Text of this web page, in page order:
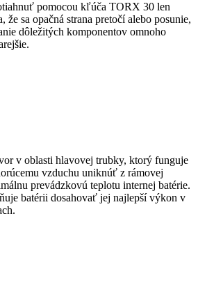
pomocou kľúča TORX 30 len
že sa opačná strana pretočí alebo posunie,
dôležitých komponentov omnoho
v oblasti hlavovej trubky, ktorý funguje
vzduchu uniknúť z rámovej
prevádzkovú teplotu internej batérie.
batérii dosahovať jej najlepší výkon v